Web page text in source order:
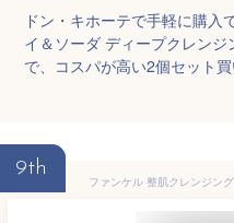
ドン・キホーテで手軽に購入
イ＆ソーダ ディープクレン
で、コスパが高い2個セット
9th
ファンケル 整肌クレンジン